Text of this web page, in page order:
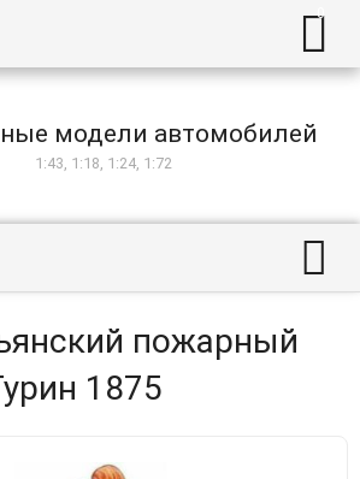

модели автомобилей
1:43, 1:18, 1:24, 1:72

пожарный
1875